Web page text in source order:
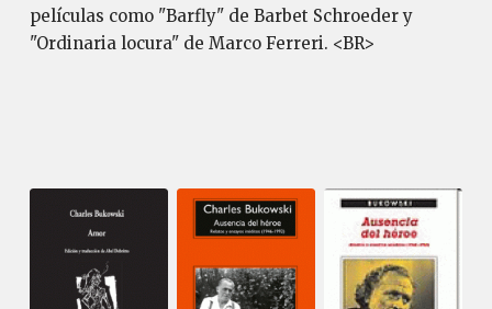
películas como "Barfly" de Barbet Schroeder y
"Ordinaria locura" de Marco Ferreri. <BR>